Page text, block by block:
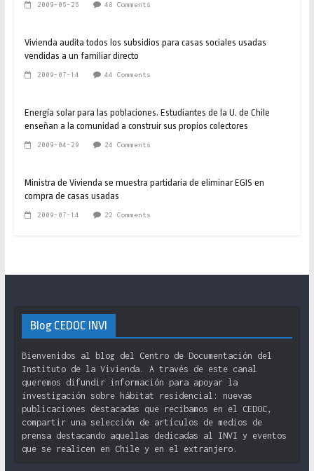
2009-06-26 48 Comments
Vivienda audita todos los subsidios para casas sociales usadas
vendidas a un familiar directo
2009-07-14 44 Comments
Energía solar para las poblaciones. Estudiantes de la U. de Chile
enseñan a la comunidad a construir sus propios colectores
2009-04-29 24 Comments
Ministra de Vivienda se muestra partidaria de eliminar EGIS en
compra de casas usadas
2009-07-14 22 Comments
Blog CEDOC INVI
Bienvenidos al blog del Centro de Documentación del
Instituto de la Vivienda. A través de este canal
queremos difundir información para apoyar la
investigación sobre hábitat residencial: nuevas
publicaciones destacadas que recibamos en el CEDOC,
compartir una selección de artículos de medios de
prensa destacando aquellas dedicadas al INVI y eventos
que se realicen en Chile y en el extranjero.